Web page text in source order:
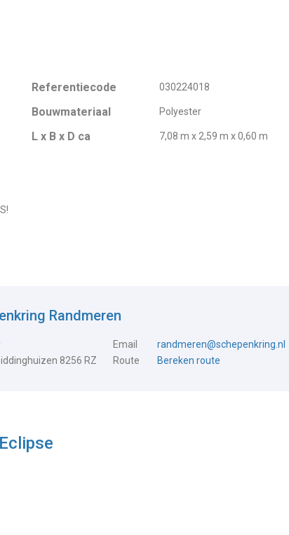
Referentiecode 030224018
Bouwmateriaal Polyester
L x B x D ca 7,08 m x 2,59 m x 0,60 m
Randmeren
Email
randmeren@schepenkring.nl
8256 RZ Route Bereken route